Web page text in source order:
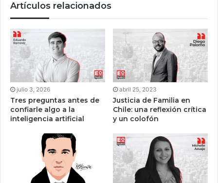
Artículos relacionados
julio 3, 2026
Tres preguntas antes de
confiarle algo a la
inteligencia artificial
abril 25, 2023
Justicia de Familia en
Chile: una reflexión crítica
y un colofón